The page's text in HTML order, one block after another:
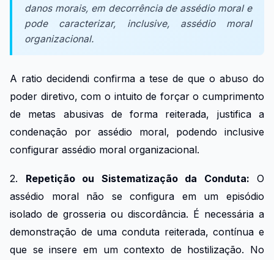
danos morais, em decorrência de assédio moral e
pode caracterizar, inclusive, assédio moral
organizacional.
A ratio decidendi confirma a tese de que o abuso do
poder diretivo, com o intuito de forçar o cumprimento
de metas abusivas de forma reiterada, justifica a
condenação por assédio moral, podendo inclusive
configurar assédio moral organizacional.
2. Repetição ou Sistematização da Conduta: O
assédio moral não se configura em um episódio
isolado de grosseria ou discordância. É necessária a
demonstração de uma conduta reiterada, contínua e
que se insere em um contexto de hostilização. No